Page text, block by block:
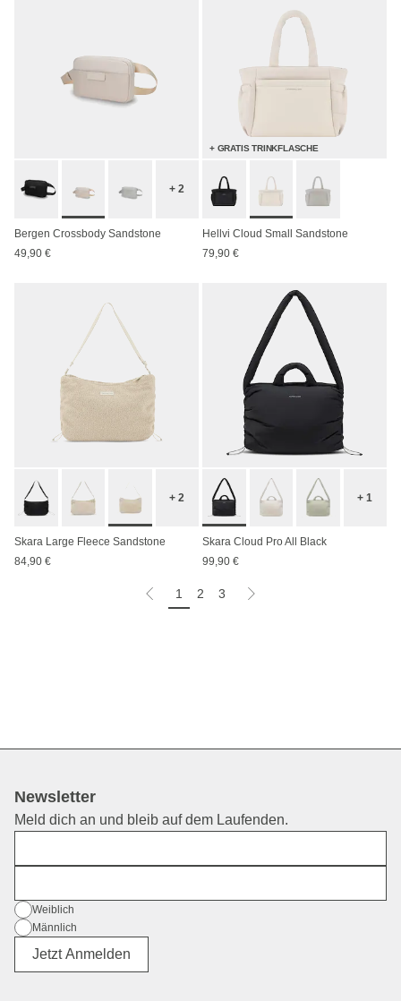
+ 2
Bergen Crossbody Sandstone
49,90 €
+ GRATIS TRINKFLASCHE
Hellvi Cloud Small Sandstone
79,90 €
+ 2
Skara Large Fleece Sandstone
84,90 €
+ 1
Skara Cloud Pro All Black
99,90 €
1 2 3
Newsletter
Meld dich an und bleib auf dem Laufenden.
Geschlecht
Weiblich
Männlich
Divers
Jetzt Anmelden